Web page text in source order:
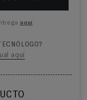
aquí
aquí